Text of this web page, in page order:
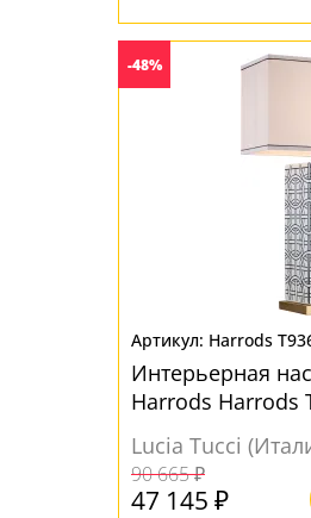
- бесплатно по России
- бесплатная доставка
-48%
Harrods
Интерьерная
Harrods Harrods
Lucia Tucci
90 665 ₽
47 145 ₽